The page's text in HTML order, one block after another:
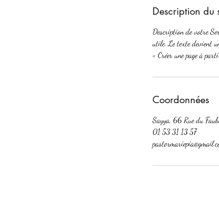
Description du
Description de votre
utile. Le texte devient
« Créer une page à
Coordonnées
Sayya, 66 Rue du
01 53 31 13 57